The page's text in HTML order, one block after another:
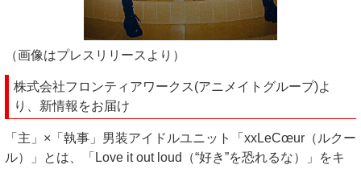
（画像はプレスリリースより）
株式会社フロンティアワークス(アニメイトグループ)よ
り、新情報をお届け
「主」×「執事」男装アイドルユニット「xxLeCœur（ルクー
ル）」とは、「Love it out loud（“好き”を恐れるな）」をキ